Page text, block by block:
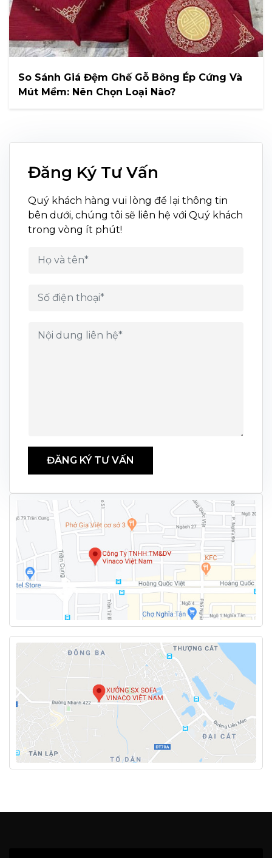
So Sánh Giá Đệm Ghế Gỗ Bông Ép Cứng Và
Mút Mềm: Nên Chọn Loại Nào?
Đăng Ký Tư Vấn
Quý khách hàng vui lòng để lại thông tin
bên dưới, chúng tôi sẽ liên hệ với Quý khách
trong vòng ít phút!
ĐĂNG KÝ TƯ VẤN